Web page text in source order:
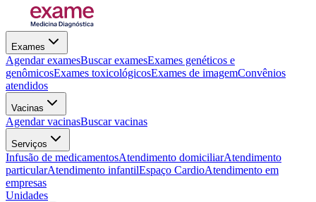
Exames
Agendar examesBuscar examesExames genéticos e
genômicosExames toxicológicosExames de imagemConvênios
atendidos
Vacinas
Agendar vacinasBuscar vacinas
Serviços
Infusão de medicamentosAtendimento domiciliarAtendimento
particularAtendimento infantilEspaço CardioAtendimento em
empresas
Unidades